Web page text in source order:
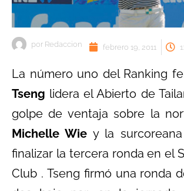
por Redaccion febrero 19, 2011
La número uno del Ranking
Tseng lidera el Abierto de
golpe de ventaja sobre la
Michelle Wie y la surcoreana
finalizar la tercera ronda en el
Club . Tseng firmó una ronda